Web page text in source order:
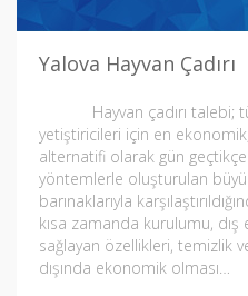
Yalova Hayvan Çadırı
Hayvan çadırı talebi;
yetiştiricileri için en ekonomik,
alternatifi olarak gün
yöntemlerle oluşturulan
barınaklarıyla
kısa zamanda kurulumu,
sağlayan özellikleri, temizlik
dışında ekonomik olması…